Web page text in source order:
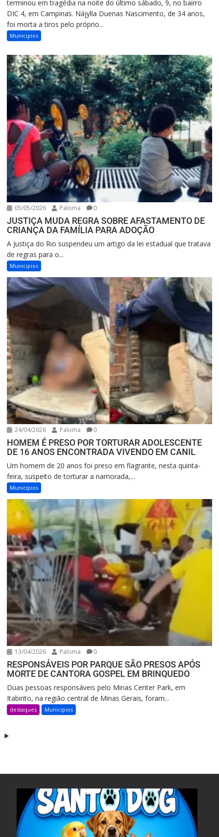
terminou em tragédia na noite do último sábado, 9, no bairro
DIC 4, em Campinas. Nájylla Duenas Nascimento, de 34 anos,
foi morta a tiros pelo próprio...
Municipios
05/05/2026 Paloma 0
JUSTIÇA MUDA REGRA SOBRE AFASTAMENTO DE
CRIANÇA DA FAMÍLIA PARA ADOÇÃO
A Justiça do Rio suspendeu um artigo da lei estadual que tratava
de regras para o...
Municipios
24/04/2026 Paloma 0
HOMEM É PRESO POR TORTURAR ADOLESCENTE
DE 16 ANOS ENCONTRADA VIVENDO EM CANIL
Um homem de 20 anos foi preso em flagrante, nesta quinta-
feira, suspeito de torturar a namorada,...
Municipios
13/04/2026 Paloma 0
RESPONSÁVEIS POR PARQUE SÃO PRESOS APÓS
MORTE DE CANTORA GOSPEL EM BRINQUEDO
Duas pessoas responsáveis pelo Minas Center Park, em
Itabirito, na região central de Minas Gerais, foram...
destaques Municipios